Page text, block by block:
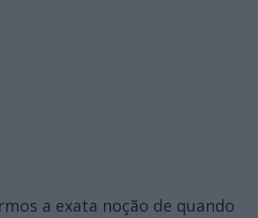
a exata noção de quando